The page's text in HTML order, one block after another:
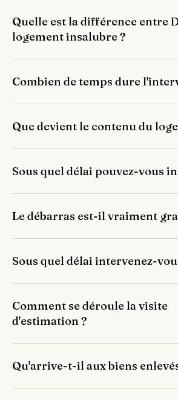
Quelle est la différence entre
logement insalubre ?
Combien de temps dure
Que devient le contenu du
Sous quel délai pouvez-vous
Le débarras est-il vraiment
Sous quel délai intervenez-
Comment se déroule la visite
d'estimation ?
Qu'arrive-t-il aux biens